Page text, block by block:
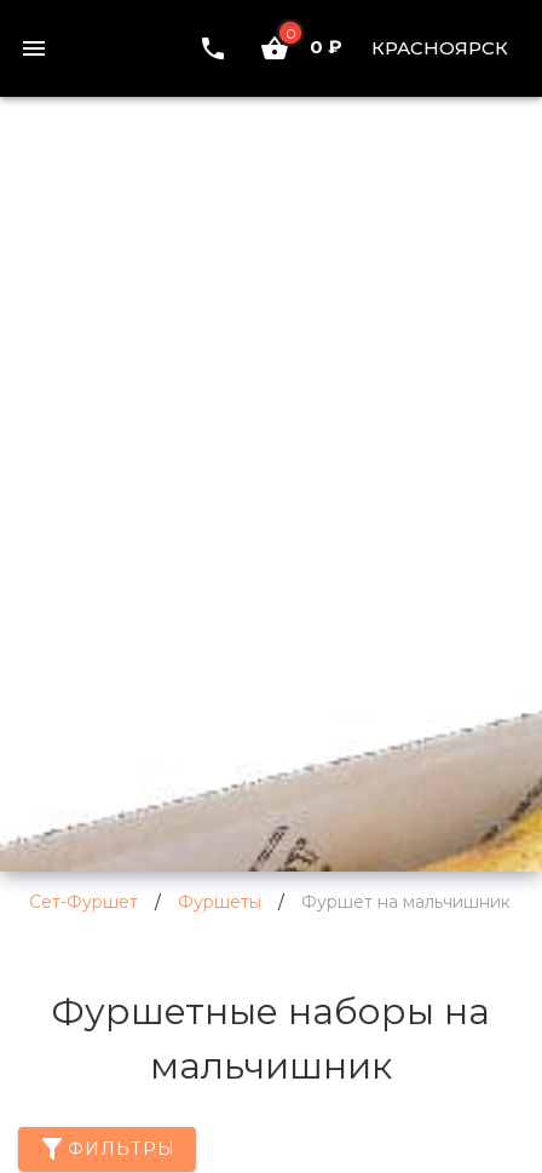
0
0 ₽ КРАСНОЯРСК
Сет-Фуршет / Фуршеты / Фуршет на мальчишник
Фуршетные наборы на
мальчишник
ФИЛЬТРЫ